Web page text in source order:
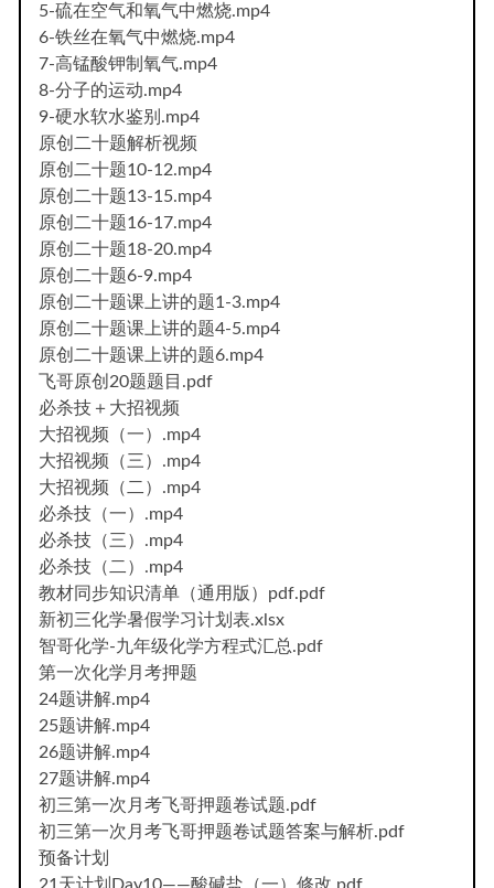
5-硫在空气和氧气中燃烧.mp4
6-铁丝在氧气中燃烧.mp4
7-高锰酸钾制氧气.mp4
8-分子的运动.mp4
9-硬水软水鉴别.mp4
原创二十题解析视频
原创二十题10-12.mp4
原创二十题13-15.mp4
原创二十题16-17.mp4
原创二十题18-20.mp4
原创二十题6-9.mp4
原创二十题课上讲的题1-3.mp4
原创二十题课上讲的题4-5.mp4
原创二十题课上讲的题6.mp4
飞哥原创20题题目.pdf
必杀技＋大招视频
大招视频（一）.mp4
大招视频（三）.mp4
大招视频（二）.mp4
必杀技（一）.mp4
必杀技（三）.mp4
必杀技（二）.mp4
教材同步知识清单（通用版）pdf.pdf
新初三化学暑假学习计划表.xlsx
智哥化学-九年级化学方程式汇总.pdf
第一次化学月考押题
24题讲解.mp4
25题讲解.mp4
26题讲解.mp4
27题讲解.mp4
初三第一次月考飞哥押题卷试题.pdf
初三第一次月考飞哥押题卷试题答案与解析.pdf
预备计划
21天计划Day10——酸碱盐（一）修改.pdf